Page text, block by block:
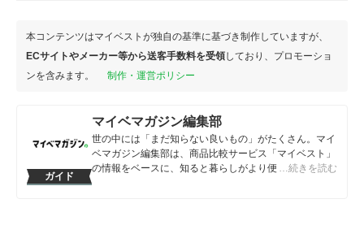
本コンテンツはマイベストが独自の基準に基づき制作していますが、
ECサイトやメーカー等から送客手数料を受領しており、プロモーショ
ンを含みます。
制作・運営ポリシー
ガイド
マイベマガジン編集部
世の中には「まだ知らない良いもの」がたくさん。マイ
ベマガジン編集部は、商品比較サービス「マイベスト」
の情報をベースに、知ると暮らしがより便利になるアイ
…続きを読む